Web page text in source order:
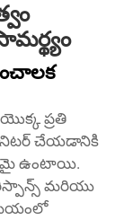
యొక్క ప్రతి
చేయడానికి
ఉంటాయి.
రిస్పాన్స్ మరియు